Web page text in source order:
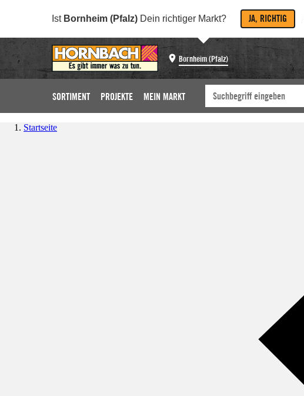
Ist Bornheim (Pfalz) Dein richtiger Markt? JA, RICHTIG
Bornheim (Pfalz)
SORTIMENT PROJEKTE MEIN MARKT
Startseite